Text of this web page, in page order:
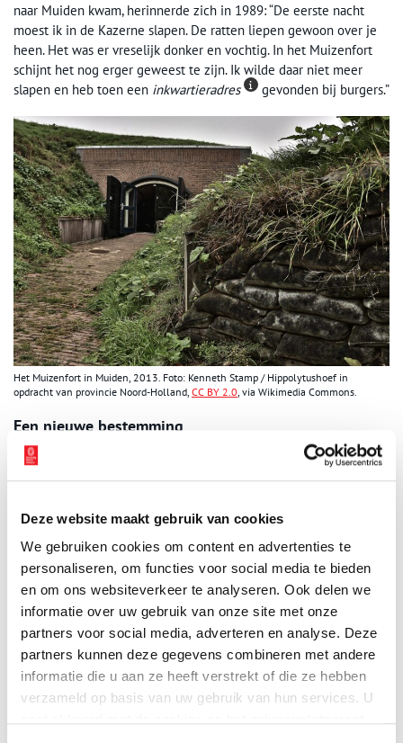
Deze website maakt gebruik van cookies
We gebruiken cookies om content en advertenties te
personaliseren, om functies voor social media te bieden
en om ons websiteverkeer te analyseren. Ook delen we
informatie over uw gebruik van onze site met onze
partners voor social media, adverteren en analyse. Deze
partners kunnen deze gegevens combineren met andere
informatie die u aan ze heeft verstrekt of die ze hebben
verzameld op basis van uw gebruik van hun services. U
naar Muiden kwam, herinnerde zich in 1989: “De eerste nacht
moest ik in de Kazerne slapen. De ratten liepen gewoon over je
heen. Het was er vreselijk donker en vochtig. In het Muizenfort
schijnt het nog erger geweest te zijn. Ik wilde daar niet meer
slapen en heb toen een inkwartieradres gevonden bij burgers.”
Het Muizenfort in Muiden, 2013. Foto: Kenneth Stamp / Hippolytushoef in
opdracht van provincie Noord-Holland, CC BY 2.0, via Wikimedia Commons.
Een nieuwe bestemming
Tot 1973 werd het Muizenfort gebruikt door het ministerie van
gemeente opgeknapt en opnieuw als jongerencentrum gebruikt.
onder haar hoede. Tussen 2007-2015 was het Muider Muizenfort
Museum in het fort te vinden.
Sinds 2018 is het bezoekerscentrum Vesting Muiden
ondergebracht in het fort. Het centrum heeft een permanente
expositie over de geschiedenis van Muiden, waar ook de Stelling
van Amsterdam en de Nieuwe Hollandse Waterlinie deel van
uitmaken. Ook draait er een film over de geschiedenis van de
Vesting Muiden en is er een VVV-informatiepunt. Een deel van